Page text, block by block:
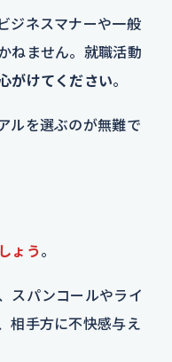
ジネスマナーや一般
ねません。就職活動
がけてください。
ルを選ぶのが無難で
ょう 。
スパンコールやライ
相手方に不快感与え